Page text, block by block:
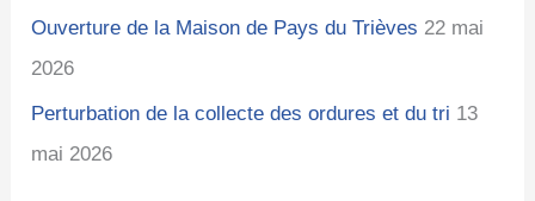
Ouverture de la Maison de Pays du Trièves 22 mai
2026
Perturbation de la collecte des ordures et du tri 13
mai 2026